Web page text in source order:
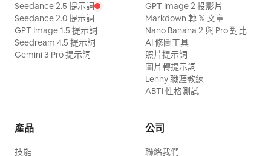
Seedance 2.5 提示詞
Seedance 2.0 提示詞
GPT Image 1.5 提示詞
Seedream 4.5 提示詞
Gemini 3 Pro 提示詞
GPT Image 2 投影片
Markdown 轉 𝕏 文章
Nano Banana 2 與 Pro 對比
AI 修圖工具
照片提示詞
圖片轉提示詞
Lenny 職涯教練
ABTI 性格測試
產品
技能
公司
聯絡我們